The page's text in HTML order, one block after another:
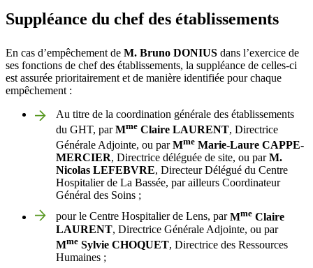
Suppléance du chef des établissements
En cas d’empêchement de M. Bruno DONIUS dans l’exercice de
ses fonctions de chef des établissements, la suppléance de celles-ci
est assurée prioritairement et de manière identifiée pour chaque
empêchement :
Au titre de la coordination générale des établissements
du GHT, parMme Claire LAURENT, Directrice
Générale Adjointe, ou parMme Marie-Laure CAPPE-
MERCIER, Directrice déléguée de site, ou parM.
Nicolas LEFEBVRE, Directeur Délégué du Centre
Hospitalier de La Bassée, par ailleurs Coordinateur
Général des Soins ;
pour le Centre Hospitalier de Lens, parMme Claire
LAURENT, Directrice Générale Adjointe, ou par
Mme Sylvie CHOQUET, Directrice des Ressources
Humaines ;